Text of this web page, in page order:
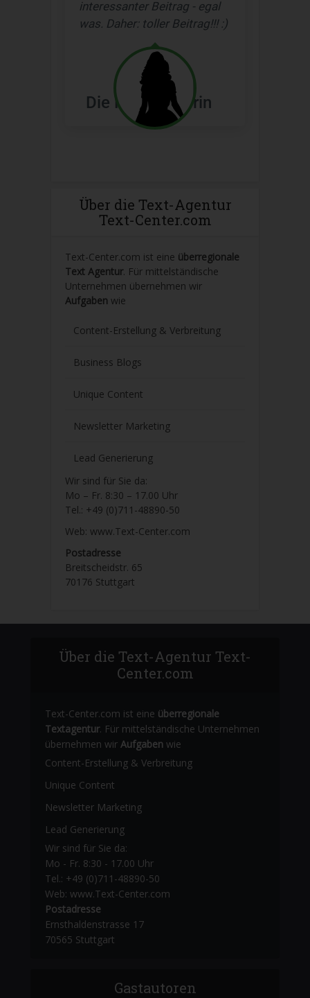
interessanter Beitrag - egal
was. Daher: toller Beitrag!!! :)
Die Freiberuflerin
Über die Text-Agentur
Text-Center.com
Text-Center.com ist eine überregionale
Text Agentur. Für mittelständische
Unternehmen übernehmen wir
Aufgaben wie
Content-Erstellung & Verbreitung
Business Blogs
Unique Content
Newsletter Marketing
Lead Generierung
Wir sind für Sie da:
Mo – Fr. 8:30 – 17.00 Uhr
Tel.: +49 (0)711-48890-50
Web: www.Text-Center.com
Postadresse
Breitscheidstr. 65
70176 Stuttgart
Über die Text-Agentur Text-
Center.com
Text-Center.com ist eine überregionale
Textagentur. Für mittelständische Unternehmen
übernehmen wir Aufgaben wie
Content-Erstellung & Verbreitung
Unique Content
Newsletter Marketing
Lead Generierung
Wir sind für Sie da:
Mo - Fr. 8:30 - 17.00 Uhr
Tel.: +49 (0)711-48890-50
Web: www.Text-Center.com
Postadresse
Ernsthaldenstrasse 17
70565 Stuttgart
Gastautoren